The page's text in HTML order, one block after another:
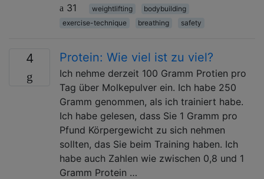
31
weightlifting
bodybuilding
exercise-technique
breathing safety
4 Protein: Wie viel ist zu viel?
Ich nehme derzeit 100 Gramm Protien pro
Tag über Molkepulver ein. Ich habe 250
Gramm genommen, als ich trainiert habe.
Ich habe gelesen, dass Sie 1 Gramm pro
Pfund Körpergewicht zu sich nehmen
sollten, das Sie beim Training haben. Ich
habe auch Zahlen wie zwischen 0,8 und 1
Gramm Protein …